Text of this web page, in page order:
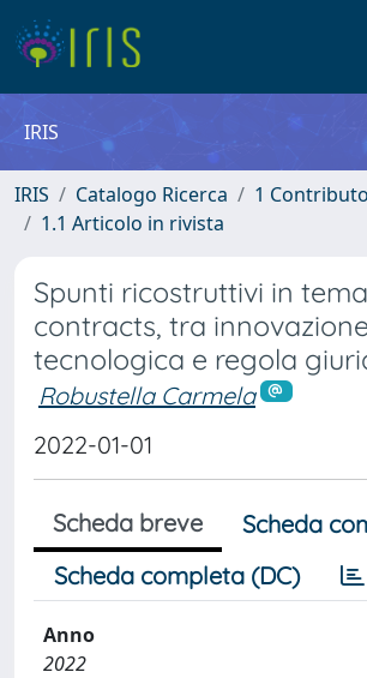
IRIS
IRIS Catalogo Ricerca
1
1.1 Articolo in rivista
Spunti ricostruttivi in
contracts, tra innovazione
tecnologica e regola
Robustella Carmela
2022-01-01
Scheda breve
Scheda
Scheda completa (DC)
Anno
2022